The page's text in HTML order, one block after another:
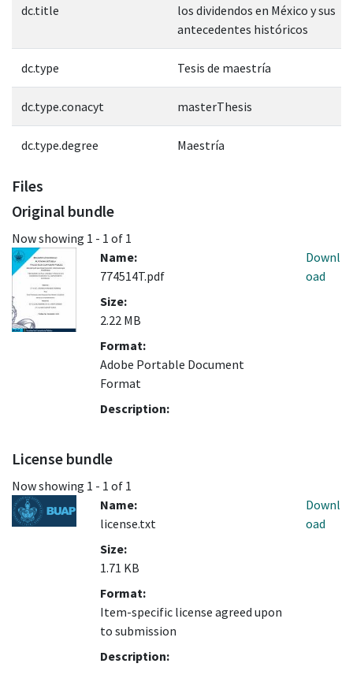
dc.title
los dividendos en México y sus
antecedentes históricos
dc.type Tesis de maestría
dc.type.conacyt masterThesis
dc.type.degree Maestría
Files
Original bundle
Now showing 1 - 1 of 1
Name:
774514T.pdf
Size:
2.22 MB
Format:
Adobe Portable Document
Format
Description:
Downl
oad
License bundle
Now showing 1 - 1 of 1
Name:
license.txt
Size:
1.71 KB
Format:
Item-specific license agreed upon
to submission
Description:
Downl
oad